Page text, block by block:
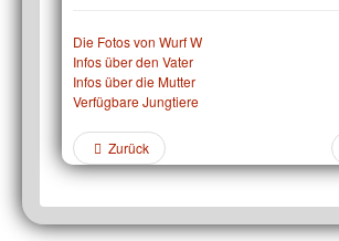
Die Fotos von Wurf W
Infos über den Vater
Infos über die Mutter
Verfügbare Jungtiere
Zurück